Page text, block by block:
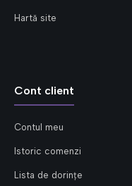
Hartă site
Cont client
Contul meu
Istoric comenzi
Lista de dorințe